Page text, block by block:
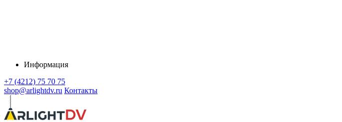
Информация
+7 (4212) 75 70 75
shop@arlightdv.ru Контакты